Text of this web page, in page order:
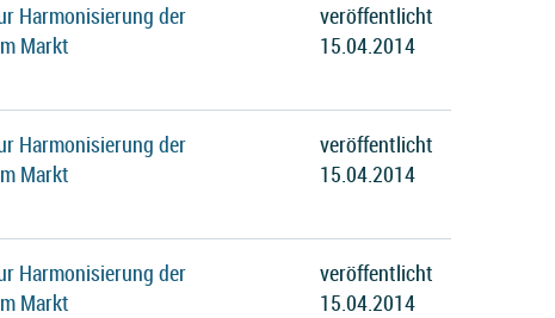
Harmonisierung der
Markt
veröffentlicht
15.04.2014
Harmonisierung der
Markt
veröffentlicht
15.04.2014
Harmonisierung der
Markt
veröffentlicht
15.04.2014